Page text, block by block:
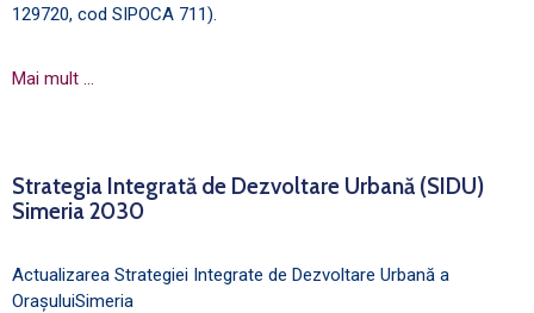
129720, cod SIPOCA 711).
Mai mult …
Strategia Integrată de Dezvoltare Urbană (SIDU)
Simeria 2030
Actualizarea Strategiei Integrate de Dezvoltare Urbană a
OrașuluiSimeria